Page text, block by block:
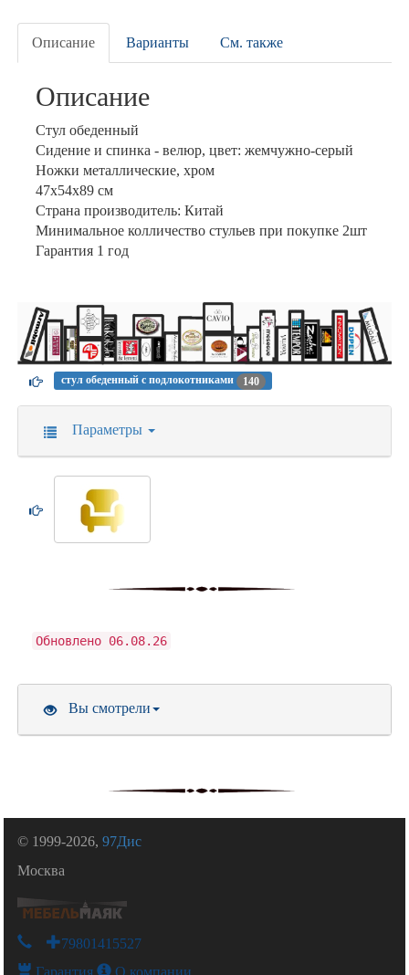
Описание Варианты См. также
Описание
Стул обеденный
Сидение и спинка - велюр, цвет: жемчужно-серый
Ножки металлические, хром
47х54х89 см
Страна производитель: Китай
Минимальное колличество стульев при покупке 2шт
Гарантия 1 год
стул обеденный с подлокотниками 140
Параметры
Обновлено 06.08.26
Вы смотрели
© 1999-2026,97Дис
Москва
+79801415527
Гарантия О компании